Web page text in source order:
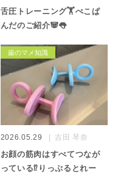
舌圧トレーニング🏋️ぺこぱ
んだのご紹介🐼👅
歯のマメ知識
2026.05.29 吉田 琴奈
お顔の筋肉はすべてつなが
っている⁉️りっぷるとれー